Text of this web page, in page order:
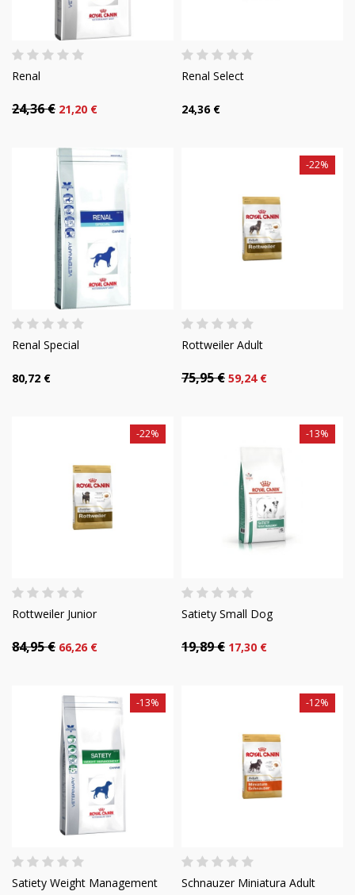
Renal
24,36 € 21,20 €
Renal Select
24,36 €
Renal Special
80,72 €
Rottweiler Adult
75,95 €
-22%
59,24 €
Rottweiler Junior
84,95 €
-22%
66,26 €
Satiety Small Dog
19,89 €
-13%
17,30 €
Satiety Weight Management
-13%
Schnauzer Miniatura Adult
-12%